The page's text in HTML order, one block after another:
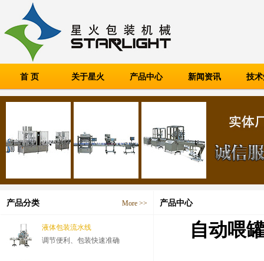
首 页 关于星火 产品中心 新闻资讯 技
产品分类 More >>
液体包装流水线
调节便利、包装快速准确
产品中心
自动喂